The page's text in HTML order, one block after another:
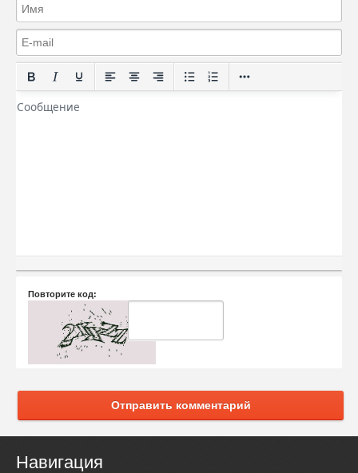
Повторите код:
Отправить комментарий
Навигация